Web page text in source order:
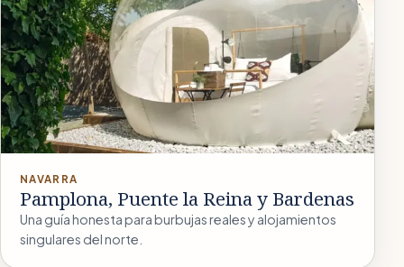
NAVARRA
Pamplona, Puente la Reina y Bardenas
Una guía honesta para burbujas reales y alojamientos
singulares del norte.